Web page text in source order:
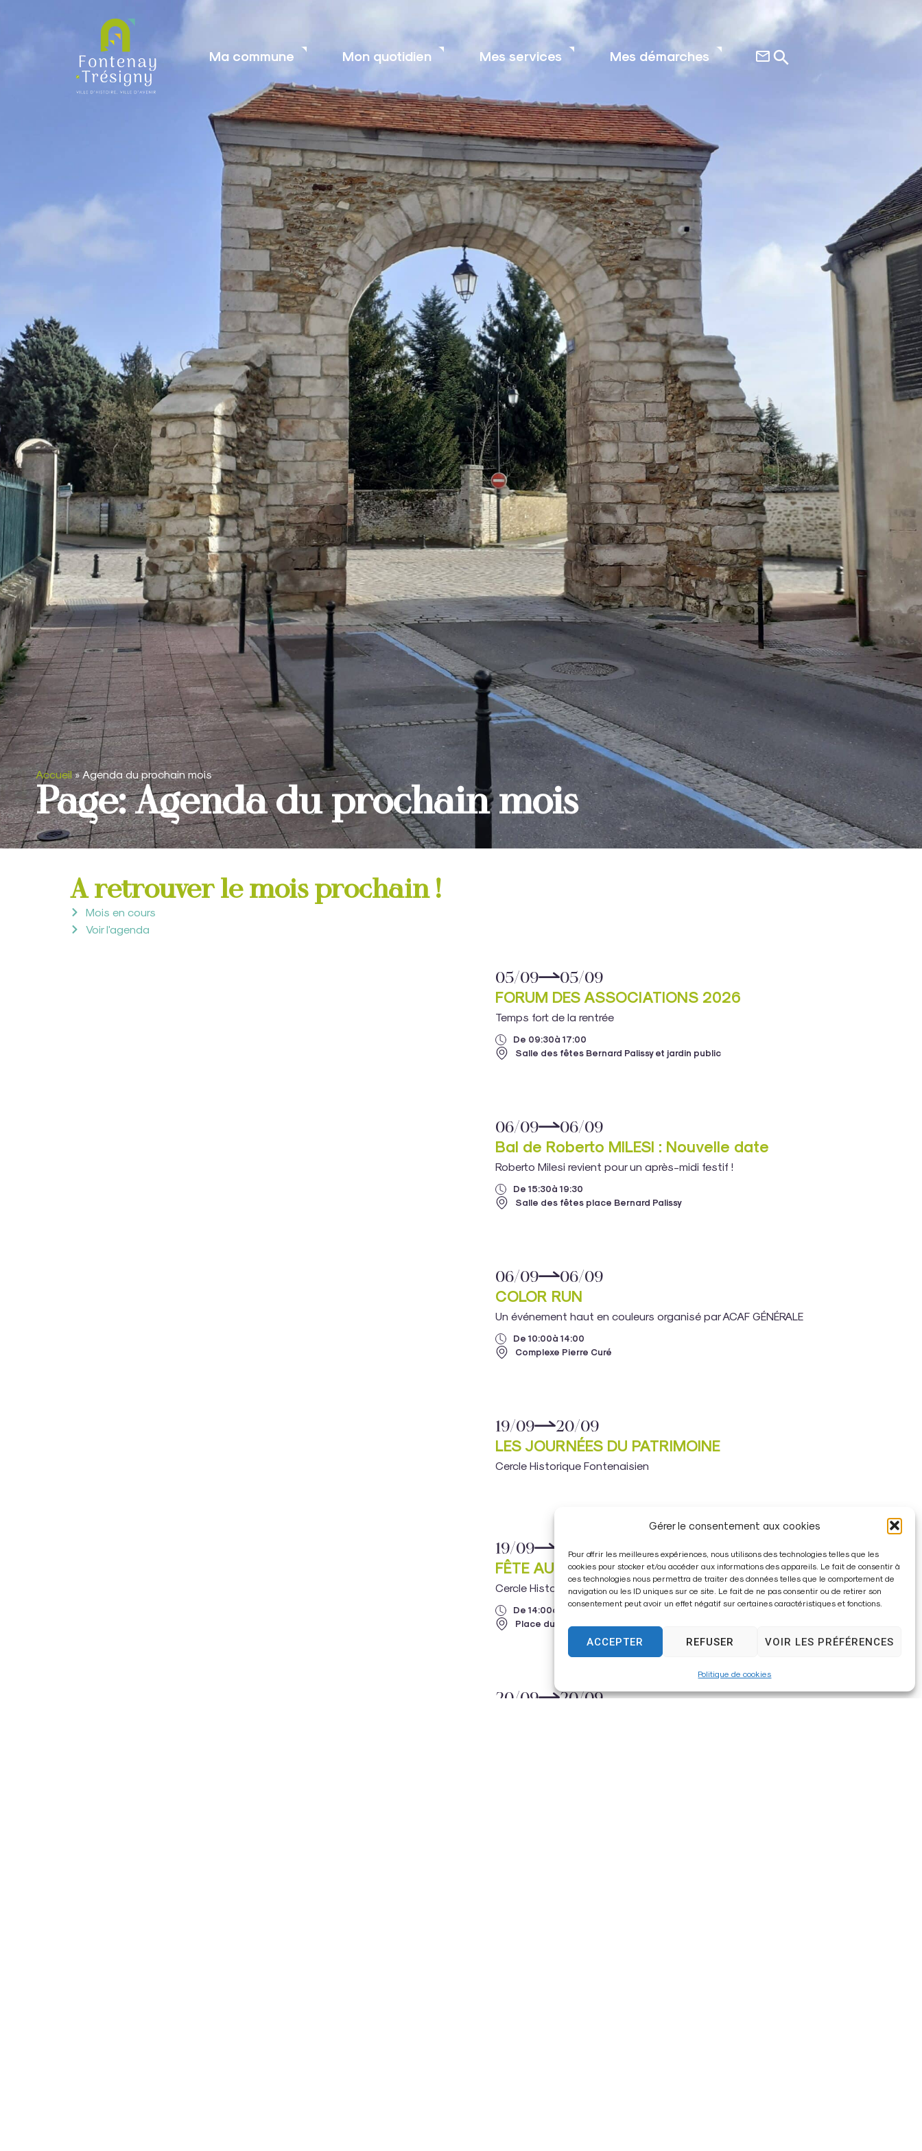
Gérer le consentement aux cookies
Pour offrir les meilleures expériences, nous utilisons des technologies telles que les
cookies pour stocker et/ou accéder aux informations des appareils. Le fait de consentir à
ces technologies nous permettra de traiter des données telles que le comportement de
navigation ou les ID uniques sur ce site. Le fait de ne pas consentir ou de retirer son
consentement peut avoir un effet négatif sur certaines caractéristiques et fonctions.
ACCEPTER REFUSER VOIR LES PRÉFÉRENCES
Politique de cookies
Ma commune Mon quotidien Mes services Mes démarches
Accueil»Agenda du prochain mois
Page: Agenda du prochain mois
A retrouver le mois prochain !
Mois en cours
Voir l'agenda
05/09 05/09
FORUM DES ASSOCIATIONS 2026
Temps fort de la rentrée
De 09:30à 17:00
Salle des fêtes Bernard Palissy et jardin public
06/09 06/09
Bal de Roberto MILESI : Nouvelle date
Roberto Milesi revient pour un après-midi festif !
De 15:30à 19:30
Salle des fêtes place Bernard Palissy
06/09 06/09
COLOR RUN
Un événement haut en couleurs organisé par ACAF GÉNÉRALE
De 10:00à 14:00
Complexe Pierre Curé
19/09 20/09
LES JOURNÉES DU PATRIMOINE
Cercle Historique Fontenaisien
19/09 19/09
FÊTE AU VILLAGE - Un jour en 1950
Cercle Historique Fontenaisien
De 14:00à 20:00
Place du 19 mars 1962 - Face au Musée Hippolyte HENRY
20/09 20/09